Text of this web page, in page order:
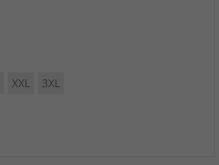
XXL 3XL